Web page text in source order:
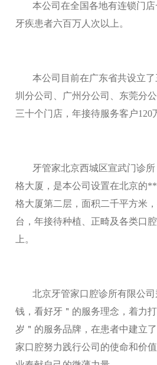
本公司在全国各地有连锁门
牙疾患者六百万人次以上。
本公司目前在广东省共设立
圳分公司、广州分公司、东莞分
三十个门店，年接待服务客户120
牙管家北京西城区宣武门诊
格大厦，是本公司设置在北京的
格大厦第二层，面积二千平方米
台，年接待种植、正畸及各类口
上。
北京牙管家口腔诊所有限公
钱，看好牙＂的服务理念，着力
岁＂的服务品牌，在患者中建立
家口腔努力践行公司的使命和价